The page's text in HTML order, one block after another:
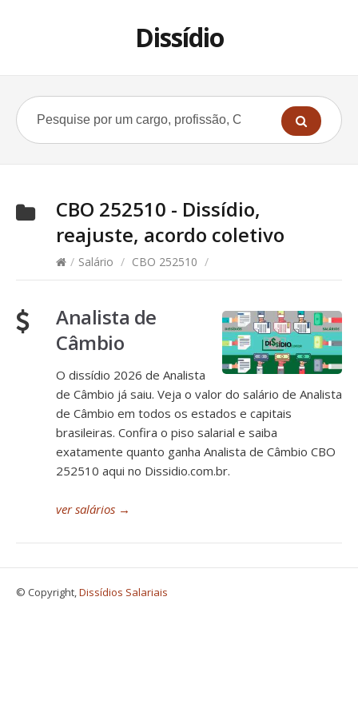
Dissídio
CBO 252510 - Dissídio,
reajuste, acordo coletivo
/ Salário / CBO 252510 /
Analista de
Câmbio
O dissídio 2026 de Analista
de Câmbio já saiu. Veja o valor do salário de Analista
de Câmbio em todos os estados e capitais
brasileiras. Confira o piso salarial e saiba
exatamente quanto ganha Analista de Câmbio CBO
252510 aqui no Dissidio.com.br.
ver salários →
© Copyright,Dissídios Salariais